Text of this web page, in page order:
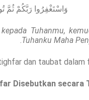
وَاسْتَغْفِرُوا رَبَّكُمْ ثُمَّ
Tuhanmu,
Tuhanku Maha
dan taubat dalam
Disebutkan secara